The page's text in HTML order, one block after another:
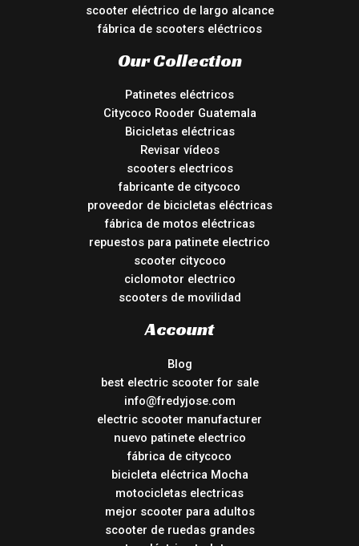
scooter eléctrico de largo alcance
fábrica de scooters eléctricos
Our Collection
Patinetes eléctricos
Citycoco Rooder Guatemala
Bicicletas eléctricas
Revisar vídeos
scooters electricos
fabricante de citycoco
proveedor de bicicletas eléctricas
fábrica de motos eléctricas
repuestos para patinete electrico
scooter citycoco
ciclomotor electrico
scooters de movilidad
Account
Blog
best electric scooter for sale
info@fredyjose.com
electric scooter manufacturer
nuevo patinete electrico
fábrica de citycoco
bicicleta eléctrica Mocha
motocicletas electricas
mejor scooter para adultos
scooter de ruedas grandes